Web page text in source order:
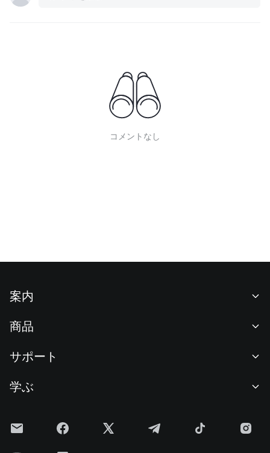
コメントなし
案内
ニュースルーム
F1 Oracle Red Bull Racing 公式スポンサー
商品
現物取引
投資センター
サポート
学ぶ
Gateニュース